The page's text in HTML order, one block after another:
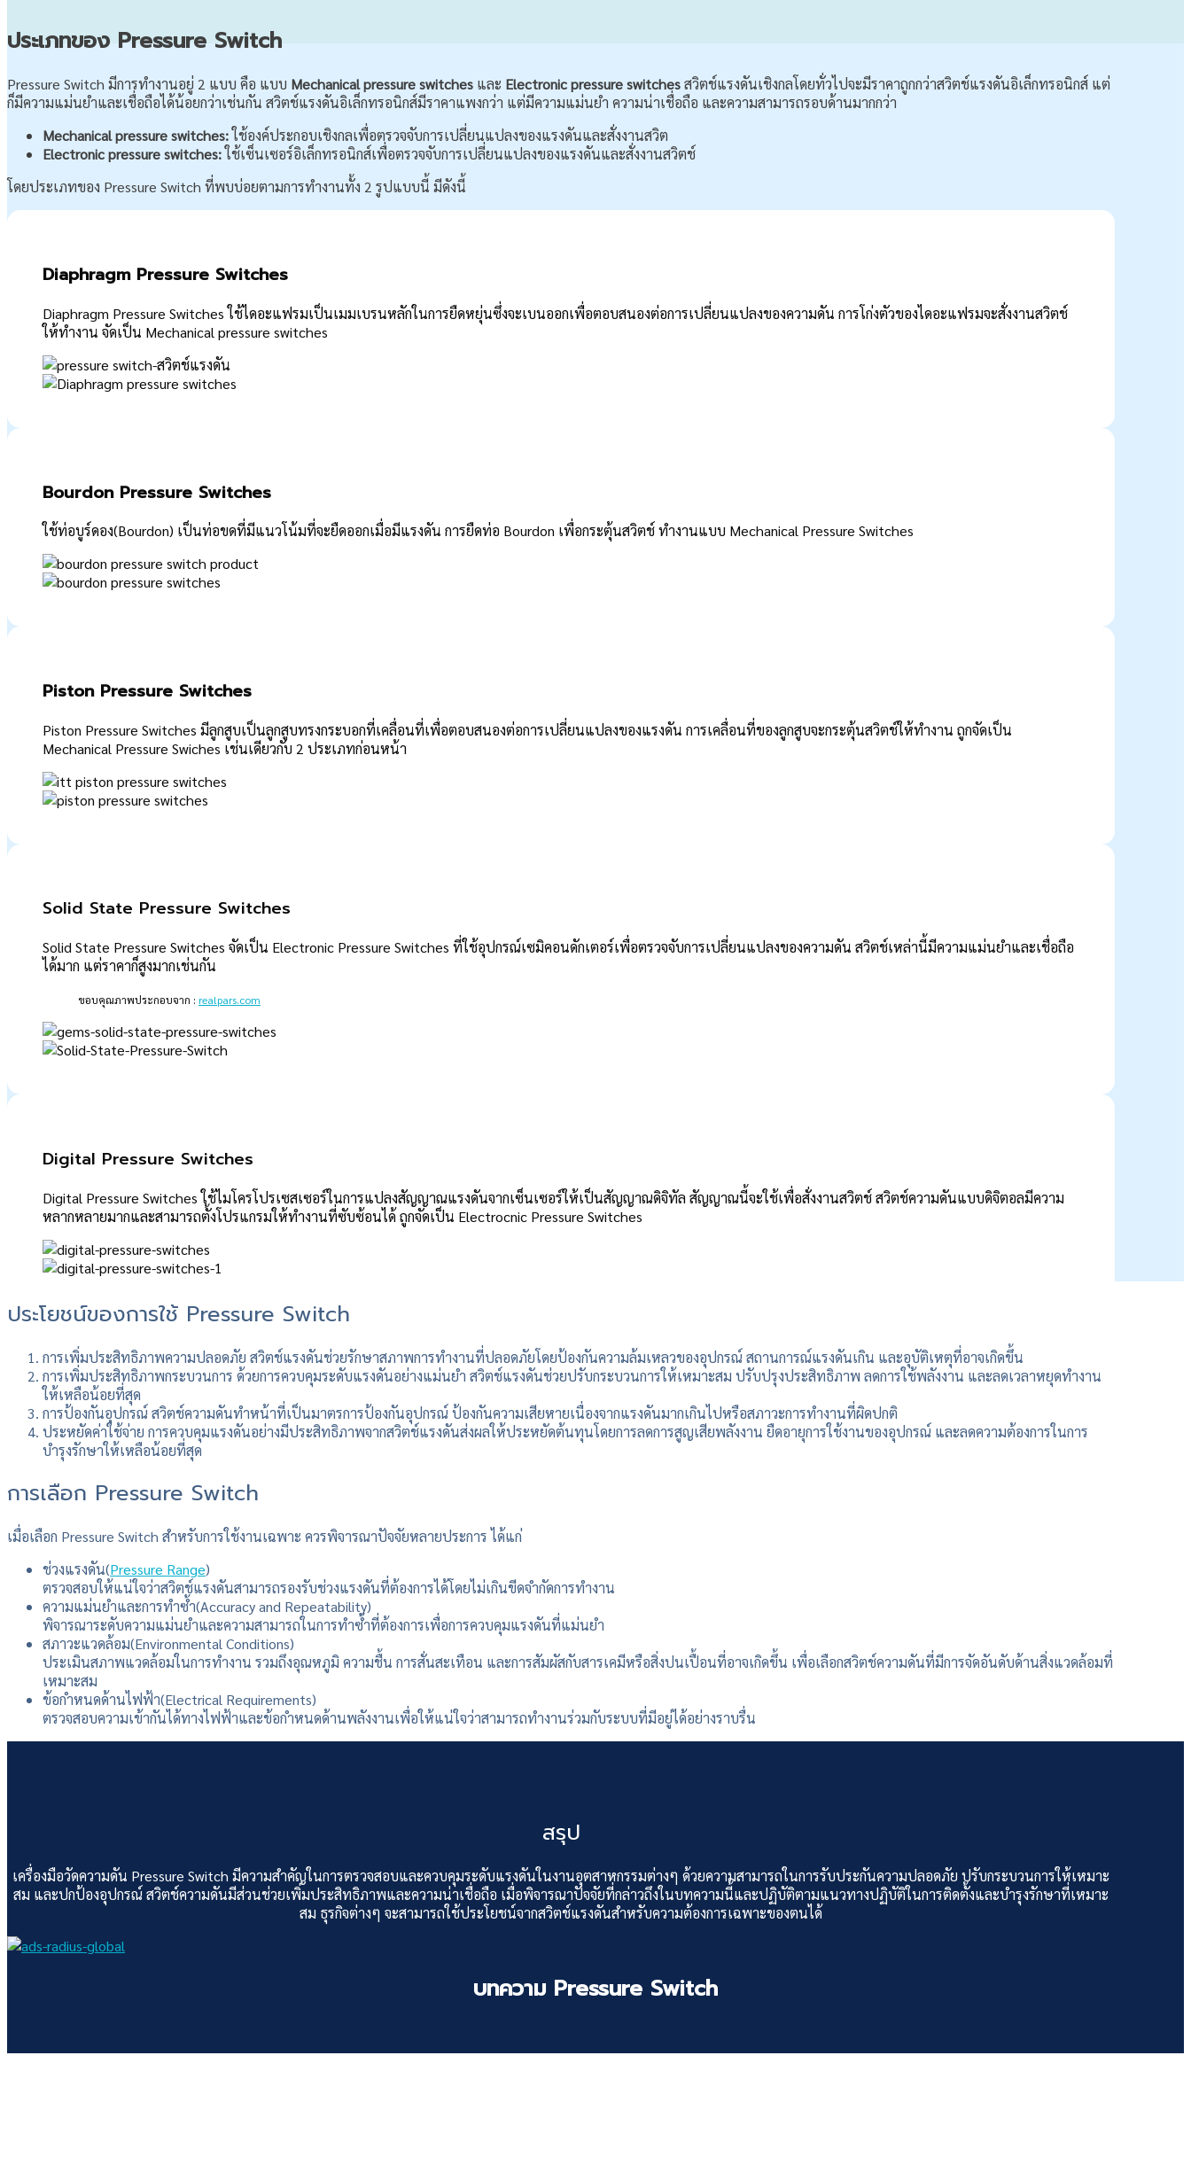
ประเภทของ Pressure Switch
Pressure Switch มีการทำงานอยู่ 2 แบบ คือ แบบ Mechanical pressure switches และ Electronic pressure switchesสวิตช์แรงดันเชิงกลโดยทั่วไปจะมีราคาถูกกว่าสวิตช์แรงดันอิเล็กทรอนิกส์ แต่
ก็มีความแม่นยำและเชื่อถือได้น้อยกว่าเช่นกัน สวิตช์แรงดันอิเล็กทรอนิกส์มีราคาแพงกว่า แต่มีความแม่นยำ ความน่าเชื่อถือ และความสามารถรอบด้านมากกว่า
Mechanical pressure switches:ใช้องค์ประกอบเชิงกลเพื่อตรวจจับการเปลี่ยนแปลงของแรงดันและสั่งงานสวิต
Electronic pressure switches:ใช้เซ็นเซอร์อิเล็กทรอนิกส์เพื่อตรวจจับการเปลี่ยนแปลงของแรงดันและสั่งงานสวิตช์
โดยประเภทของ Pressure Switch ที่พบบ่อยตามการทำงานทั้ง 2 รูปแบบนี้ มีดังนี้
Diaphragm Pressure Switches
Diaphragm Pressure Switches ใช้ไดอะแฟรมเป็นเมมเบรนหลักในการยืดหยุ่นซึ่งจะเบนออกเพื่อตอบสนองต่อการเปลี่ยนแปลงของความดัน การโก่งตัวของไดอะแฟรมจะสั่งงานสวิตช์
ให้ทำงาน จัดเป็น Mechanical pressure switches
Bourdon Pressure Switches
ใช้ท่อบูร์ดอง(Bourdon) เป็นท่อขดที่มีแนวโน้มที่จะยืดออกเมื่อมีแรงดัน การยืดท่อ Bourdon เพื่อกระตุ้นสวิตช์ ทำงานแบบ Mechanical Pressure Switches
Piston Pressure Switches
Piston Pressure Switches มีลูกสูบเป็นลูกสูบทรงกระบอกที่เคลื่อนที่เพื่อตอบสนองต่อการเปลี่ยนแปลงของแรงดัน การเคลื่อนที่ของลูกสูบจะกระตุ้นสวิตช์ให้ทำงาน ถูกจัดเป็น
Mechanical Pressure Swiches เช่นเดียวกับ 2 ประเภทก่อนหน้า
Solid State Pressure Switches
Solid State Pressure Switches จัดเป็น Electronic Pressure Switches ที่ใช้อุปกรณ์เซมิคอนดักเตอร์เพื่อตรวจจับการเปลี่ยนแปลงของความดัน สวิตช์เหล่านี้มีความแม่นยำและเชื่อถือ
ได้มาก แต่ราคาก็สูงมากเช่นกัน
ขอบคุณภาพประกอบจาก : realpars.com
Digital Pressure Switches
Digital Pressure Switches ใช้ไมโครโปรเซสเซอร์ในการแปลงสัญญาณแรงดันจากเซ็นเซอร์ให้เป็นสัญญาณดิจิทัล สัญญาณนี้จะใช้เพื่อสั่งงานสวิตช์สวิตช์ความดันแบบดิจิตอลมีความ
หลากหลายมากและสามารถตั้งโปรแกรมให้ทำงานที่ซับซ้อนได้ ถูกจัดเป็น Electrocnic Pressure Switches
ประโยชน์ของการใช้ Pressure Switch
การเพิ่มประสิทธิภาพความปลอดภัย สวิตช์แรงดันช่วยรักษาสภาพการทำงานที่ปลอดภัยโดยป้องกันความล้มเหลวของอุปกรณ์ สถานการณ์แรงดันเกิน และอุบัติเหตุที่อาจเกิดขึ้น
การเพิ่มประสิทธิภาพกระบวนการ ด้วยการควบคุมระดับแรงดันอย่างแม่นยำ สวิตช์แรงดันช่วยปรับกระบวนการให้เหมาะสม ปรับปรุงประสิทธิภาพ ลดการใช้พลังงาน และลดเวลาหยุดทำงาน
ให้เหลือน้อยที่สุด
การป้องกันอุปกรณ์ สวิตช์ความดันทำหน้าที่เป็นมาตรการป้องกันอุปกรณ์ ป้องกันความเสียหายเนื่องจากแรงดันมากเกินไปหรือสภาวะการทำงานที่ผิดปกติ
ประหยัดค่าใช้จ่าย การควบคุมแรงดันอย่างมีประสิทธิภาพจากสวิตช์แรงดันส่งผลให้ประหยัดต้นทุนโดยการลดการสูญเสียพลังงาน ยืดอายุการใช้งานของอุปกรณ์ และลดความต้องการในการ
บำรุงรักษาให้เหลือน้อยที่สุด
การเลือก Pressure Switch
เมื่อเลือก Pressure Switch สำหรับการใช้งานเฉพาะ ควรพิจารณาปัจจัยหลายประการ ได้แก่
ช่วงแรงดัน(Pressure Range)
ตรวจสอบให้แน่ใจว่าสวิตช์แรงดันสามารถรองรับช่วงแรงดันที่ต้องการได้โดยไม่เกินขีดจำกัดการทำงาน
ความแม่นยำและการทำซ้ำ(Accuracy and Repeatability)
พิจารณาระดับความแม่นยำและความสามารถในการทำซ้ำที่ต้องการเพื่อการควบคุมแรงดันที่แม่นยำ
สภาวะแวดล้อม(Environmental Conditions)
ประเมินสภาพแวดล้อมในการทำงาน รวมถึงอุณหภูมิ ความชื้น การสั่นสะเทือน และการสัมผัสกับสารเคมีหรือสิ่งปนเปื้อนที่อาจเกิดขึ้น เพื่อเลือกสวิตช์ความดันที่มีการจัดอันดับด้านสิ่งแวดล้อมที่
เหมาะสม
ข้อกำหนดด้านไฟฟ้า(Electrical Requirements)
ตรวจสอบความเข้ากันได้ทางไฟฟ้าและข้อกำหนดด้านพลังงานเพื่อให้แน่ใจว่าสามารถทำงานร่วมกับระบบที่มีอยู่ได้อย่างราบรื่น
สรุป
เครื่องมือวัดความดัน Pressure Switch มีความสำคัญในการตรวจสอบและควบคุมระดับแรงดันในงานอุตสาหกรรมต่างๆ ด้วยความสามารถในการรับประกันความปลอดภัย ปรับกระบวนการให้เหมาะ
สม และปกป้องอุปกรณ์ สวิตช์ความดันมีส่วนช่วยเพิ่มประสิทธิภาพและความน่าเชื่อถือ เมื่อพิจารณาปัจจัยที่กล่าวถึงในบทความนี้และปฏิบัติตามแนวทางปฏิบัติในการติดตั้งและบำรุงรักษาที่เหมาะ
สม ธุรกิจต่างๆ จะสามารถใช้ประโยชน์จากสวิตช์แรงดันสำหรับความต้องการเฉพาะของตนได้
บทความ Pressure Switch